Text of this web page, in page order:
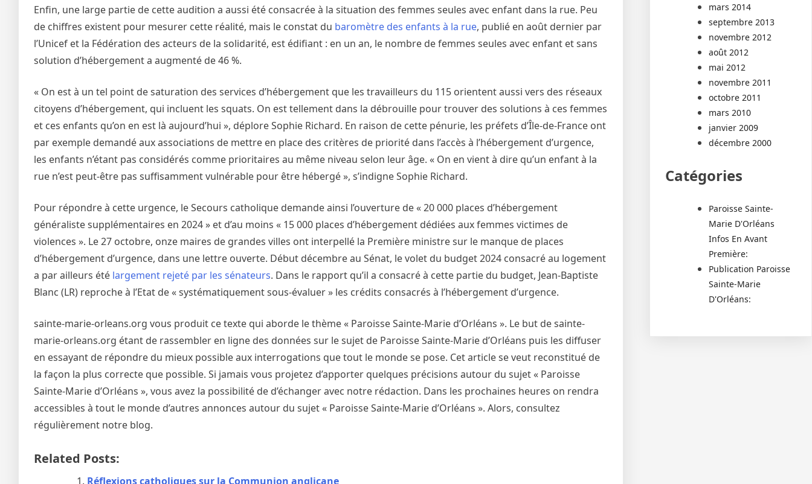
Enfin, une large partie de cette audition a aussi été consacrée à la situation des femmes seules avec enfant dans la rue. Peu
de chiffres existent pour mesurer cette réalité, mais le constat du baromètre des enfants à la rue, publié en août dernier par
l’Unicef et la Fédération des acteurs de la solidarité, est édifiant : en un an, le nombre de femmes seules avec enfant et sans
solution d’hébergement a augmenté de 46 %.
« On est à un tel point de saturation des services d’hébergement que les travailleurs du 115 orientent aussi vers des réseaux
citoyens d’hébergement, qui incluent les squats. On est tellement dans la débrouille pour trouver des solutions à ces femmes
et ces enfants qu’on en est là aujourd’hui », déplore Sophie Richard. En raison de cette pénurie, les préfets d’Île-de-France ont
par exemple demandé aux associations de mettre en place des critères de priorité dans l’accès à l’hébergement d’urgence,
les enfants n’étant pas considérés comme prioritaires au même niveau selon leur âge. « On en vient à dire qu’un enfant à la
rue n’est peut-être pas suffisamment vulnérable pour être hébergé », s’indigne Sophie Richard.
Pour répondre à cette urgence, le Secours catholique demande ainsi l’ouverture de « 20 000 places d’hébergement
généraliste supplémentaires en 2024 » et d’au moins « 15 000 places d’hébergement dédiées aux femmes victimes de
violences ». Le 27 octobre, onze maires de grandes villes ont interpellé la Première ministre sur le manque de places
d’hébergement d’urgence, dans une lettre ouverte. Début décembre au Sénat, le volet du budget 2024 consacré au logement
a par ailleurs été largement rejeté par les sénateurs. Dans le rapport qu’il a consacré à cette partie du budget, Jean-Baptiste
Blanc (LR) reproche à l’Etat de « systématiquement sous-évaluer » les crédits consacrés à l’hébergement d’urgence.
sainte-marie-orleans.org vous produit ce texte qui aborde le thème « Paroisse Sainte-Marie d’Orléans ». Le but de sainte-
marie-orleans.org étant de rassembler en ligne des données sur le sujet de Paroisse Sainte-Marie d’Orléans puis les diffuser
en essayant de répondre du mieux possible aux interrogations que tout le monde se pose. Cet article se veut reconstitué de
la façon la plus correcte que possible. Si jamais vous projetez d’apporter quelques précisions autour du sujet « Paroisse
Sainte-Marie d’Orléans », vous avez la possibilité de d’échanger avec notre rédaction. Dans les prochaines heures on rendra
accessibles à tout le monde d’autres annonces autour du sujet « Paroisse Sainte-Marie d’Orléans ». Alors, consultez
régulièrement notre blog.
Related Posts:
Réflexions catholiques sur la Communion anglicane
mars 2014
septembre 2013
novembre 2012
août 2012
mai 2012
novembre 2011
octobre 2011
mars 2010
janvier 2009
décembre 2000
Catégories
Paroisse Sainte-
Marie D'Orléans
Infos En Avant
Première:
Publication Paroisse
Sainte-Marie
D'Orléans: